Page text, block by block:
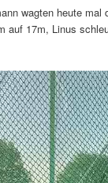
wagten heute mal
auf 17m, Linus